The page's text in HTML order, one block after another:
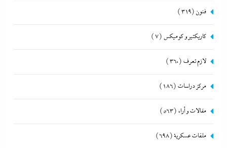
فنون (319)
كاريكتير و كوميكس (7)
لازم تعرف (360)
مركز دراسات (186)
مقالات و أراء (563)
ملفات عسكرية(698)